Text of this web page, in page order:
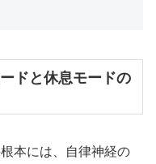
ドと休息モードの
本には、自律神経の